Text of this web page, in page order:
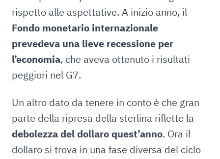
rispetto alle aspettative. A inizio anno, il
Fondo monetario internazionale
prevedeva una lieve recessione per
l’economia, che aveva ottenuto i risultati
peggiori nel G7.
Un altro dato da tenere in conto è che gran
parte della ripresa della sterlina riflette la
debolezza del dollaro quest’anno. Ora il
dollaro si trova in una fase diversa del ciclo